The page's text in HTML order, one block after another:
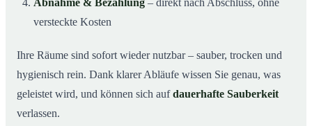
versteckte Kosten
Ihre Räume sind sofort wieder nutzbar – sauber, trocken und
hygienisch rein. Dank klarer Abläufe wissen Sie genau, was
geleistet wird, und können sich aufdauerhafte Sauberkeit
verlassen.